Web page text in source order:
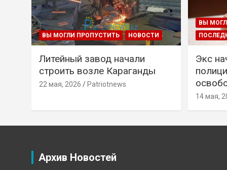
ВЫ МОГЛИ ПРОПУСТИТЬ НОВОСТИ
Литейный завод начали
строить возле Караганды
22 мая, 2026 Patriotnews
ВЫ
Экс
14 мая,
Архив Новостей